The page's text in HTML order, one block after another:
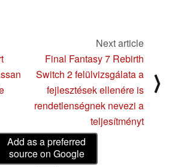
Next article
Final Fantasy 7 Rebirth
Switch 2 felülvizsgálata a
fejlesztések ellenére is
rendetlenségnek nevezi a
teljesítményt
⟩
Add as a preferred
source on Google